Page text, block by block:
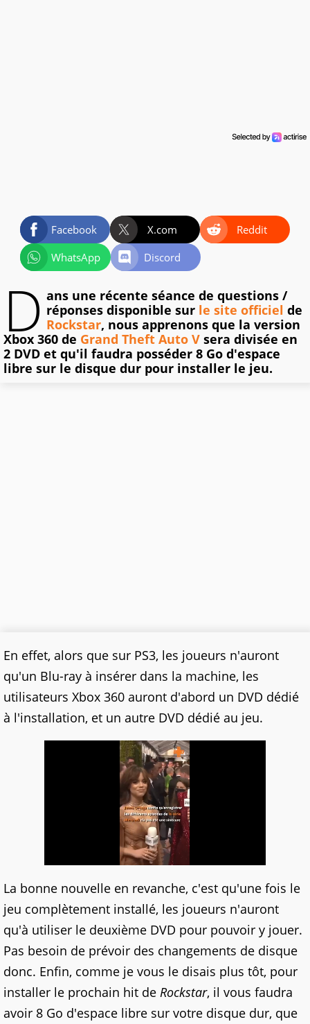
Facebook X.com
Reddit
WhatsApp
Discord
D ans une récente séance de questions /
réponses disponible sur le site officiel de
Rockstar, nous apprenons que la version
Xbox 360 de Grand Theft Auto V sera divisée en
2 DVD et qu'il faudra posséder 8 Go d'espace
libre sur le disque dur pour installer le jeu.
En effet, alors que sur PS3, les joueurs n'auront
qu'un Blu-ray à insérer dans la machine, les
utilisateurs Xbox 360 auront d'abord un DVD dédié
à l'installation, et un autre DVD dédié au jeu.
La bonne nouvelle en revanche, c'est qu'une fois le
jeu complètement installé, les joueurs n'auront
qu'à utiliser le deuxième DVD pour pouvoir y jouer.
Pas besoin de prévoir des changements de disque
donc. Enfin, comme je vous le disais plus tôt, pour
installer le prochain hit de Rockstar, il vous faudra
avoir 8 Go d'espace libre sur votre disque dur, que